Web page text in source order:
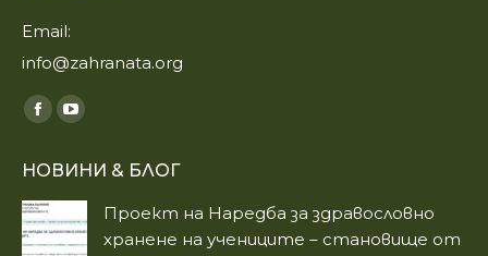
Email:
info@zahranata.org
Find us on:
Facebook
opens
in
new
YouTube
opens
in
new
НОВИНИ & БЛОГ
Проект на Наредба за здравословно
хранене на учениците – становище от